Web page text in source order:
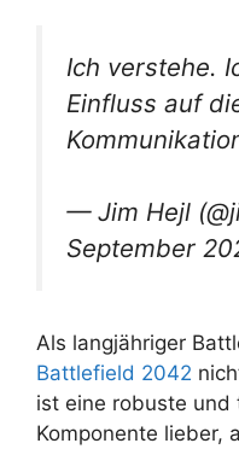
Ich verstehe.
Einfluss auf
— Jim Hejl
September
Als langjähriger
Battlefield 2042
ist eine robuste und
Komponente lieber,